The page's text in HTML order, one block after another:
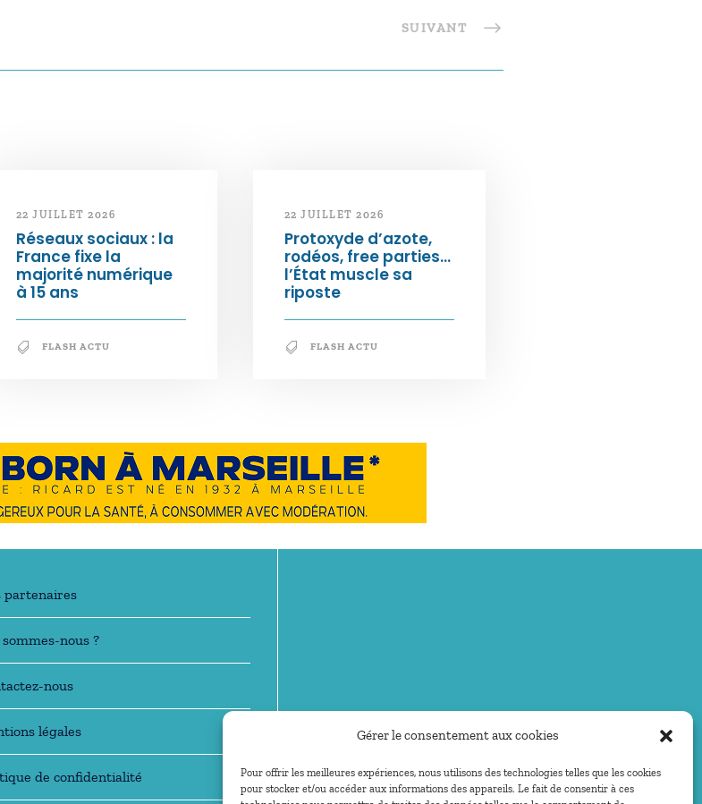
Gérer le consentement aux cookies
Pour offrir les meilleures expériences, nous utilisons des technologies telles que les cookies
pour stocker et/ou accéder aux informations des appareils. Le fait de consentir à ces
SUIVANT
22 JUILLET 2026
Réseaux sociaux : la
France fixe la
majorité numérique
à 15 ans
FLASH ACTU
22 JUILLET 2026
Protoxyde d’azote,
rodéos, free parties…
l’État muscle sa
riposte
FLASH ACTU
+
partenaires
nous ?
nous
légales
de confidentialité